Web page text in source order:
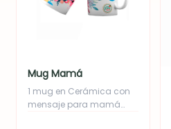
Mug Mamá
1 mug en Cerámica con
mensaje para mamá